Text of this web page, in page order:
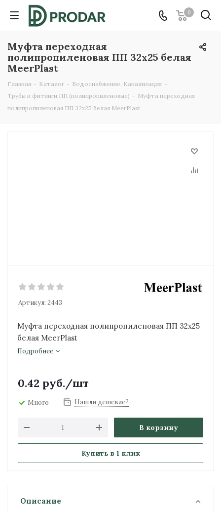
0
Муфта переходная
полипропиленовая ПП 32х25 белая
MeerPlast
Главная - Каталог - Водоснабжение. Канализация -
Трубы и фитинги ПП (полипропиленовые) - Муфта переходная
полипропиленовая ПП 32х25 белая MeerPlast
Артикул: 2443
Муфта переходная полипропиленовая ПП 32х25
белая MeerPlast
Подробнее
0.42 руб./шт
Много Нашли дешевле?
В корзину
Купить в 1 клик
Описание